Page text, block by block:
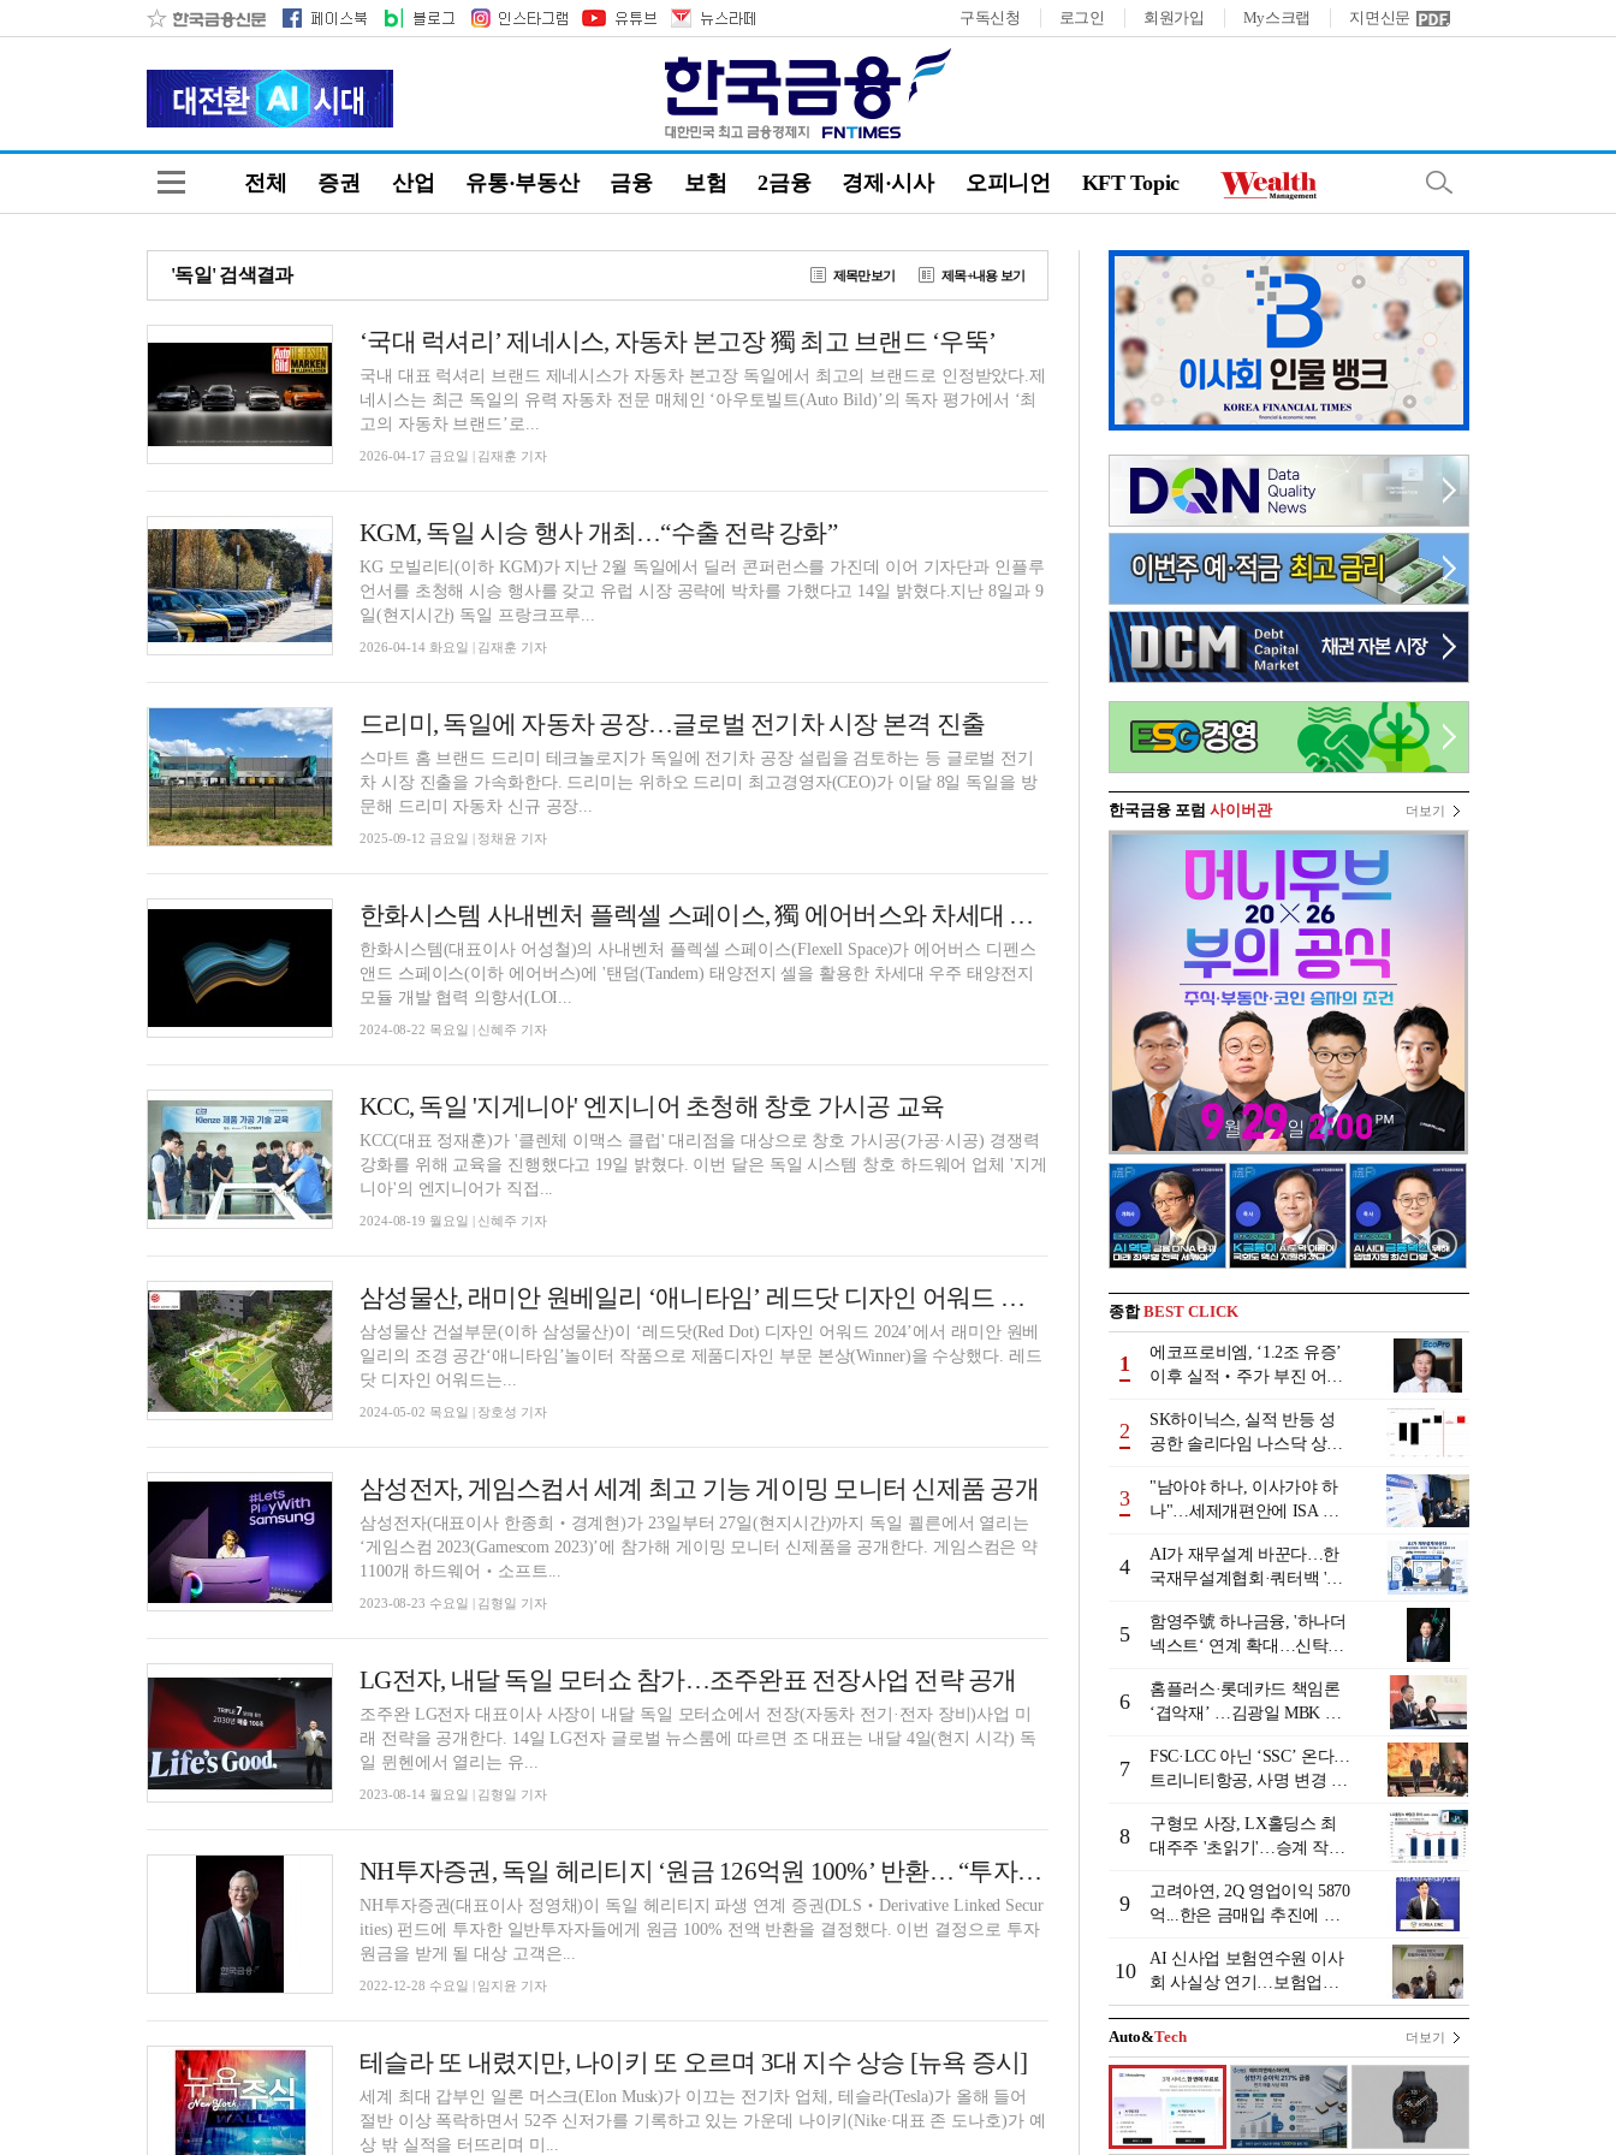
구독신청 로그인 회원가입 My스크랩 지면신문
전체 증권 산업 유통·부동산 금융 보험 2금융 경제·시사 오피니언 KFT Topic
'독일' 검색결과 제목만보기 제목+내용 보기
‘국대 럭셔리’ 제네시스, 자동차 본고장 獨 최고 브랜드 ‘우뚝’
국내 대표 럭셔리 브랜드 제네시스가 자동차 본고장 독일에서 최고의 브랜드로 인정받았다.제
네시스는 최근 독일의 유력 자동차 전문 매체인 ‘아우토빌트(Auto Bild)’의 독자 평가에서 ‘최
고의 자동차 브랜드’로...
2026-04-17 금요일 | 김재훈 기자
KGM, 독일 시승 행사 개최…“수출 전략 강화”
KG 모빌리티(이하 KGM)가 지난 2월 독일에서 딜러 콘퍼런스를 가진데 이어 기자단과 인플루
언서를 초청해 시승 행사를 갖고 유럽 시장 공략에 박차를 가했다고 14일 밝혔다.지난 8일과 9
일(현지시간) 독일 프랑크프루...
2026-04-14 화요일 | 김재훈 기자
드리미, 독일에 자동차 공장…글로벌 전기차 시장 본격 진출
스마트 홈 브랜드 드리미 테크놀로지가 독일에 전기차 공장 설립을 검토하는 등 글로벌 전기
차 시장 진출을 가속화한다. 드리미는 위하오 드리미 최고경영자(CEO)가 이달 8일 독일을 방
문해 드리미 자동차 신규 공장...
2025-09-12 금요일 | 정채윤 기자
한화시스템 사내벤처 플렉셀 스페이스, 獨 에어버스와 차세대 우주 전지 공동개발
한화시스템(대표이사 어성철)의 사내벤처 플렉셀 스페이스(Flexell Space)가 에어버스 디펜스
앤드 스페이스(이하 에어버스)에 '탠덤(Tandem) 태양전지 셀을 활용한 차세대 우주 태양전지
모듈 개발 협력 의향서(LOI...
2024-08-22 목요일 | 신혜주 기자
KCC, 독일 '지게니아' 엔지니어 초청해 창호 가시공 교육
KCC(대표 정재훈)가 '클렌체 이맥스 클럽' 대리점을 대상으로 창호 가시공(가공·시공) 경쟁력
강화를 위해 교육을 진행했다고 19일 밝혔다. 이번 달은 독일 시스템 창호 하드웨어 업체 '지게
니아'의 엔지니어가 직접...
2024-08-19 월요일 | 신혜주 기자
삼성물산, 래미안 원베일리 ‘애니타임’ 레드닷 디자인 어워드 수상
삼성물산 건설부문(이하 삼성물산)이 ‘레드닷(Red Dot) 디자인 어워드 2024’에서 래미안 원베
일리의 조경 공간‘애니타임’놀이터 작품으로 제품디자인 부문 본상(Winner)을 수상했다. 레드
닷 디자인 어워드는...
2024-05-02 목요일 | 장호성 기자
삼성전자, 게임스컴서 세계 최고 기능 게이밍 모니터 신제품 공개
삼성전자(대표이사 한종희‧경계현)가 23일부터 27일(현지시간)까지 독일 쾰른에서 열리는
‘게임스컴 2023(Gamescom 2023)’에 참가해 게이밍 모니터 신제품을 공개한다. 게임스컴은 약
1100개 하드웨어‧소프트...
2023-08-23 수요일 | 김형일 기자
LG전자, 내달 독일 모터쇼 참가…조주완표 전장사업 전략 공개
조주완 LG전자 대표이사 사장이 내달 독일 모터쇼에서 전장(자동차 전기·전자 장비)사업 미
래 전략을 공개한다. 14일 LG전자 글로벌 뉴스룸에 따르면 조 대표는 내달 4일(현지 시각) 독
일 뮌헨에서 열리는 유...
2023-08-14 월요일 | 김형일 기자
NH투자증권, 독일 헤리티지 ‘원금 126억원 100%’ 반환… “투자자 보호”
NH투자증권(대표이사 정영채)이 독일 헤리티지 파생 연계 증권(DLS‧Derivative Linked Secur
ities) 펀드에 투자한 일반투자자들에게 원금 100% 전액 반환을 결정했다. 이번 결정으로 투자
원금을 받게 될 대상 고객은...
2022-12-28 수요일 | 임지윤 기자
테슬라 또 내렸지만, 나이키 또 오르며 3대 지수 상승 [뉴욕 증시]
세계 최대 갑부인 일론 머스크(Elon Musk)가 이끄는 전기차 업체, 테슬라(Tesla)가 올해 들어
절반 이상 폭락하면서 52주 신저가를 기록하고 있는 가운데 나이키(Nike·대표 존 도나호)가 예
상 밖 실적을 터뜨리며 미...
한국금융 포럼 사이버관 더보기
종합BEST CLICK
1
에코프로비엠, ‘1.2조 유증’
이후 실적‧주가 부진 어쩌
2
SK하이닉스, 실적 반등 성
공한 솔리다임 나스닥 상장
3
"남아야 하나, 이사가야 하
나"…세제개편안에 ISA 투
4
AI가 재무설계 바꾼다…한
국재무설계협회·쿼터백 '베
5
함영주號 하나금융, '하나더
넥스트‘ 연계 확대…신탁수
니어 비즈니스 돋보기]
6
홈플러스·롯데카드 책임론
‘겹악재’ …김광일 MBK 부
7
FSC·LCC 아닌 ‘SSC’ 온다…
트리니티항공, 사명 변경 넘
8
구형모 사장, LX홀딩스 최
대주주 '초읽기'…승계 작업
9
고려아연, 2Q 영업이익 5870
억...한은 금매입 추진에 주
10
AI 신사업 보험연수원 이사
회 사실상 연기…보험업계
"사업 타당성 검증 부족"
[보험연수원 AI사업 논란]
Auto&Tech 더보기